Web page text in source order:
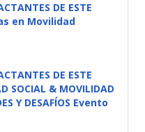
DE ESTE
en Movilidad
DE ESTE
SOCIAL & MOVILIDAD
Y DESAFÍOS Evento